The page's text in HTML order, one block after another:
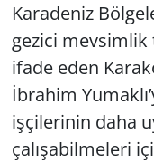
Karadeniz
gezici
ifade eden
İbrahim
işçilerinin daha
çalışabilmeleri